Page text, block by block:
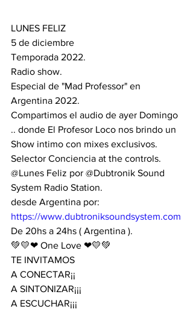
LUNES FELIZ
5 de diciembre
Temporada 2022.
Radio show.
Especial de "Mad Professor" en
Argentina 2022.
Compartimos el audio de ayer Domingo
.. donde El Profesor Loco nos brindo un
Show intimo con mixes exclusivos.
Selector Conciencia at the controls.
@Lunes Feliz por @Dubtronik Sound
System Radio Station.
desde Argentina por:
https://www.dubtroniksoundsystem.com
De 20hs a 24hs ( Argentina ).
💚💛❤ One Love ❤💛💚
TE INVITAMOS
A CONECTAR¡¡
A SINTONIZAR¡¡¡
A ESCUCHAR¡¡¡